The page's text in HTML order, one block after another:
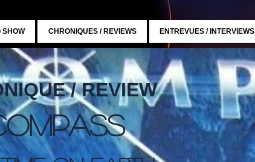
SHOW CHRONIQUES / REVIEWS ENTREVUES / INTERVIEWS
/ REVIEW